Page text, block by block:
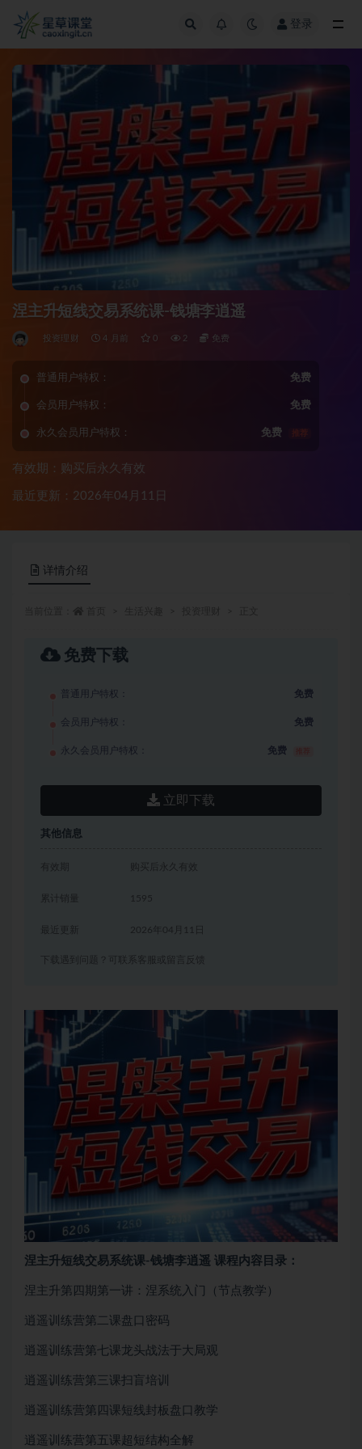
登录
涅主升短线交易系统课-钱塘李逍遥
投资理财 4 月前 0 2 免费
普通用户特权： 免费
会员用户特权： 免费
永久会员用户特权： 免费 推荐
有效期：购买后永久有效
最近更新：2026年04月11日
详情介绍
免费下载
普通用户特权： 免费
会员用户特权： 免费
永久会员用户特权： 免费
立即下载
其他信息
有效期 购买后永久有效
累计销量 1595
2026年04月11日
下载遇到问题？可联系客服或留言反馈
涅主升短线交易系统课-钱塘李逍遥 课程内容目录：
涅主升第四期第一讲：涅系统入门（节点教学）
逍遥训练营第二课盘口密码
逍遥训练营第七课龙头战法于大局观
逍遥训练营第三课扫盲培训
逍遥训练营第四课短线封板盘口教学
逍遥训练营第五课超短结构全解